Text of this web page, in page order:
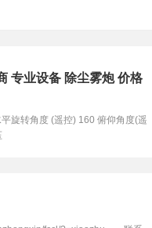
专业设备 除尘雾炮 价格
旋转角度 (遥控) 160 俯仰角度(遥